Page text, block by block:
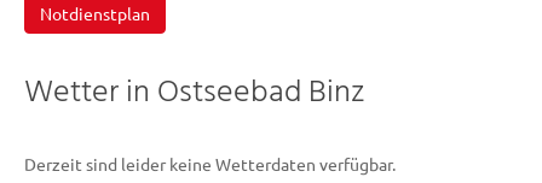
Notdienstplan
Wetter in Ostseebad Binz
Derzeit sind leider keine Wetterdaten verfügbar.